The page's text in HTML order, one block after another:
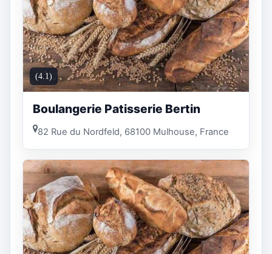
(4.1)
Boulangerie Patisserie Bertin
82 Rue du Nordfeld, 68100 Mulhouse, France